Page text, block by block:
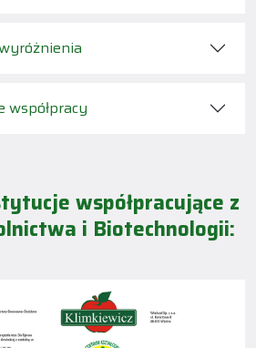
współpracujące z
i Biotechnologii: